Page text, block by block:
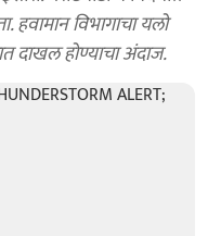
हवामान विभागाचा यलो
दाखल होण्याचा अंदाज.